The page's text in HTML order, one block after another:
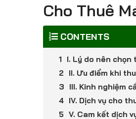
Cho Thuê
CONTENTS
I. Lý do nên chọn
II. Ưu điểm khi
III. Kinh nghiệm
IV. Dịch vụ cho
V. Cam kết dịch